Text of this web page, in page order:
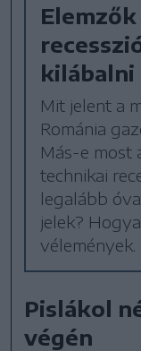
kilábalni
Mit jelent a
Románia
Más-e most
technikai
legalább
jelek?
vélemények.
Pislákol
végén